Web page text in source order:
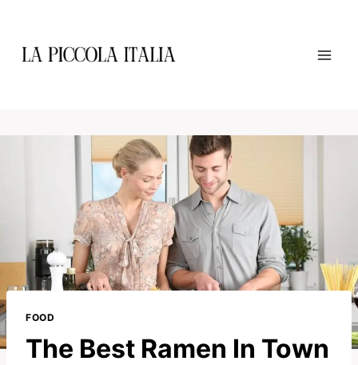
content
FOOD
The Best Ramen In Town